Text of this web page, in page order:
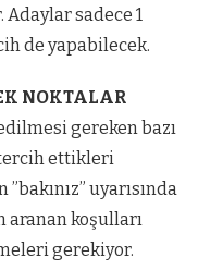
sadece 1
de yapabilecek.
NOKTALAR
gereken bazı
ettikleri
uyarısında
aranan koşulları
gerekiyor.